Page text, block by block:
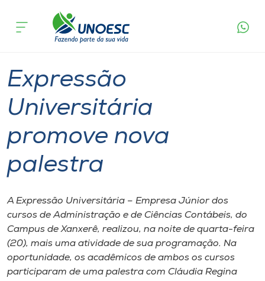
Cursos
Pesquisa
Atendimento ao Estudante
Portal de Ensino
A
Internacionalização
acontece
Expressão
Universitária
promove nova
palestra
A Expressão Universitária – Empresa Júnior dos
cursos de Administração e de Ciências Contábeis, do
Campus de Xanxerê, realizou, na noite de quarta-feira
(20), mais uma atividade de sua programação. Na
oportunidade, os acadêmicos de ambos os cursos
participaram de uma palestra com Cláudia Regina